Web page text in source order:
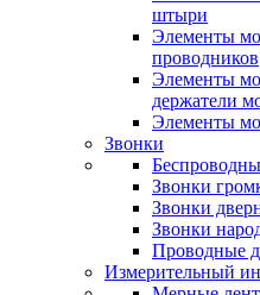
штыри
Элементы
проводников
Элементы
держатели
Элементы
Звонки
Звонки
Звонки
Звонки
Проводные
Измерительный